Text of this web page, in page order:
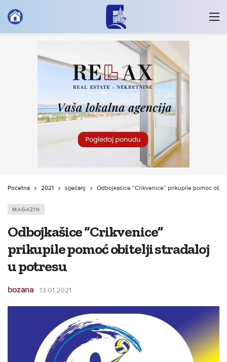
Početna 2021 siječanj Odbojkašice “Crikvenice” prikupile pomoć
MAGAZIN
Odbojkašice “Crikvenice”
prikupile pomoć obitelji stradaloj
u potresu
bozana 13.01.2021